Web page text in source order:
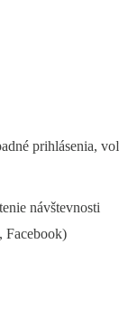
prihlásenia,
návštevnosti
Facebook)